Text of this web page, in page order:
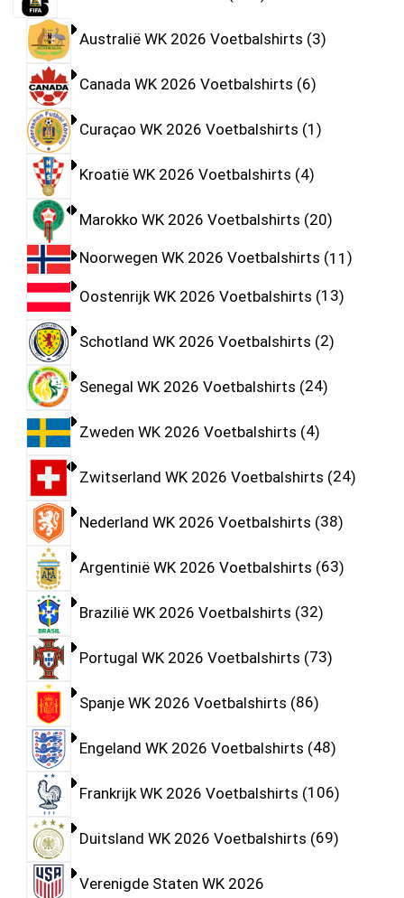
Australië WK 2026 Voetbalshirts 3
Canada WK 2026 Voetbalshirts 6
Curaçao WK 2026 Voetbalshirts 1
Kroatië WK 2026 Voetbalshirts 4
Marokko WK 2026 Voetbalshirts 20
Noorwegen WK 2026 Voetbalshirts 11
Oostenrijk WK 2026 Voetbalshirts 13
Schotland WK 2026 Voetbalshirts 2
Senegal WK 2026 Voetbalshirts 24
Zweden WK 2026 Voetbalshirts 4
Zwitserland WK 2026 Voetbalshirts 24
Nederland WK 2026 Voetbalshirts 38
Argentinië WK 2026 Voetbalshirts 63
Brazilië WK 2026 Voetbalshirts 32
Portugal WK 2026 Voetbalshirts 73
Spanje WK 2026 Voetbalshirts 86
Engeland WK 2026 Voetbalshirts 48
Frankrijk WK 2026 Voetbalshirts 106
Duitsland WK 2026 Voetbalshirts 69
Verenigde Staten WK 2026